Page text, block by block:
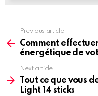
more
Previous article
Comment
énergétique de
Next article
Tout ce que vous
Light 14 sticks